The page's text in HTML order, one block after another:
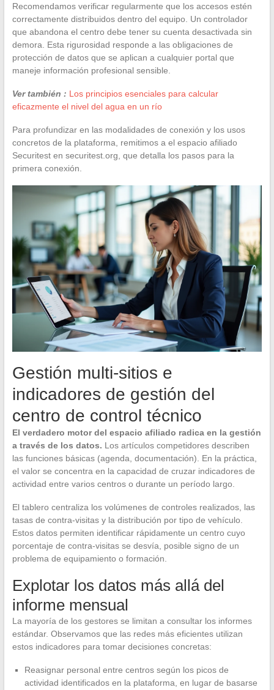
Recomendamos verificar regularmente que los accesos estén
correctamente distribuidos dentro del equipo. Un controlador
que abandona el centro debe tener su cuenta desactivada sin
demora. Esta rigurosidad responde a las obligaciones de
protección de datos que se aplican a cualquier portal que
maneje información profesional sensible.
Ver también : Los principios esenciales para calcular
eficazmente el nivel del agua en un río
Para profundizar en las modalidades de conexión y los usos
concretos de la plataforma, remitimos a el espacio afiliado
Securitest en securitest.org, que detalla los pasos para la
primera conexión.
Gestión multi-sitios e
indicadores de gestión del
centro de control técnico
El verdadero motor del espacio afiliado radica en la gestión
a través de los datos. Los artículos competidores describen
las funciones básicas (agenda, documentación). En la práctica,
el valor se concentra en la capacidad de cruzar indicadores de
actividad entre varios centros o durante un período largo.
El tablero centraliza los volúmenes de controles realizados, las
tasas de contra-visitas y la distribución por tipo de vehículo.
Estos datos permiten identificar rápidamente un centro cuyo
porcentaje de contra-visitas se desvía, posible signo de un
problema de equipamiento o formación.
Explotar los datos más allá del
informe mensual
La mayoría de los gestores se limitan a consultar los informes
estándar. Observamos que las redes más eficientes utilizan
estos indicadores para tomar decisiones concretas:
Reasignar personal entre centros según los picos de
actividad identificados en la plataforma, en lugar de basarse